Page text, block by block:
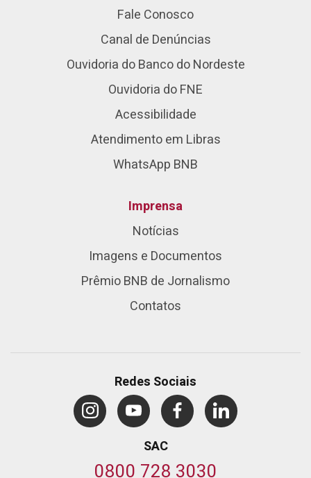
Fale Conosco
Canal de Denúncias
Ouvidoria do Banco do Nordeste
Ouvidoria do FNE
Acessibilidade
Atendimento em Libras
WhatsApp BNB
Imprensa
Notícias
Imagens e Documentos
Prêmio BNB de Jornalismo
Contatos
Redes Sociais
SAC
0800 728 3030